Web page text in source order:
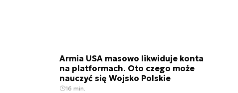
Armia USA masowo likwiduje konta
na platformach. Oto czego może
nauczyć się Wojsko Polskie
16 min.